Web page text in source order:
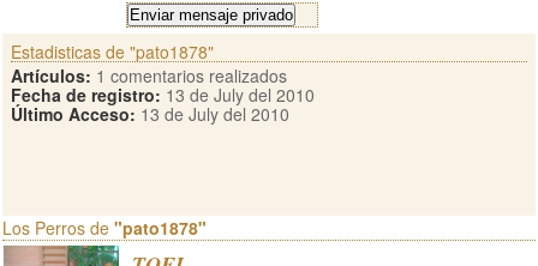
Estadisticas de "pato1878"
Artículos: 1 comentarios realizados
Fecha de registro: 13 de July del 2010
Último Acceso: 13 de July del 2010
Los Perros de "pato1878"